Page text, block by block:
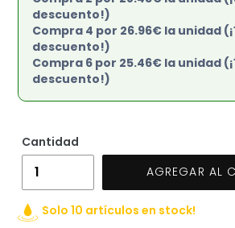
descuento!)
Compra 4 por 26.96€ la unidad
descuento!)
Compra 6 por 25.46€ la unidad
descuento!)
Cantidad
AGREGAR AL
Solo 10 artículos en stock!